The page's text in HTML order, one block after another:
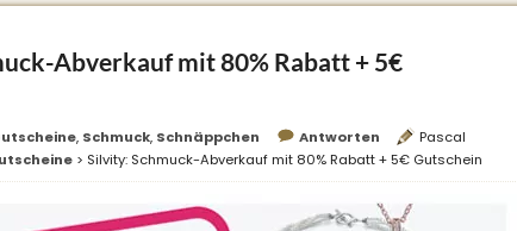
Abverkauf mit 80% Rabatt + 5€
, Schmuck, Schnäppchen Antworten
Pascal
> Silvity: Schmuck-Abverkauf mit 80% Rabatt + 5€ Gutschein